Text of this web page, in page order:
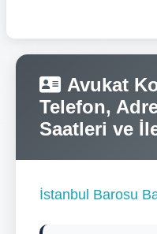
Avukat
Telefon,
Saatleri ve
İstanbul Barosu